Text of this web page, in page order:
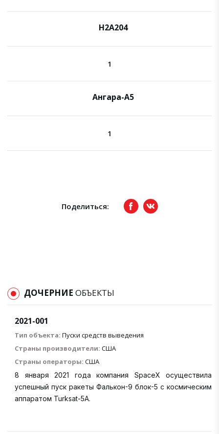
H2A204
1
Ангара-А5
1
Поделиться: FacebookвКонтакте
ДОЧЕРНИЕ ОБЪЕКТЫ
2021-001
Тип объекта: Пуски средств выведения
Страны производители: США
Страны операторы: США
8 января 2021 года компания SpaceX осуществила
успешный пуск ракеты Фалькон-9 блок-5 с космическим
аппаратом Turksat-5A.